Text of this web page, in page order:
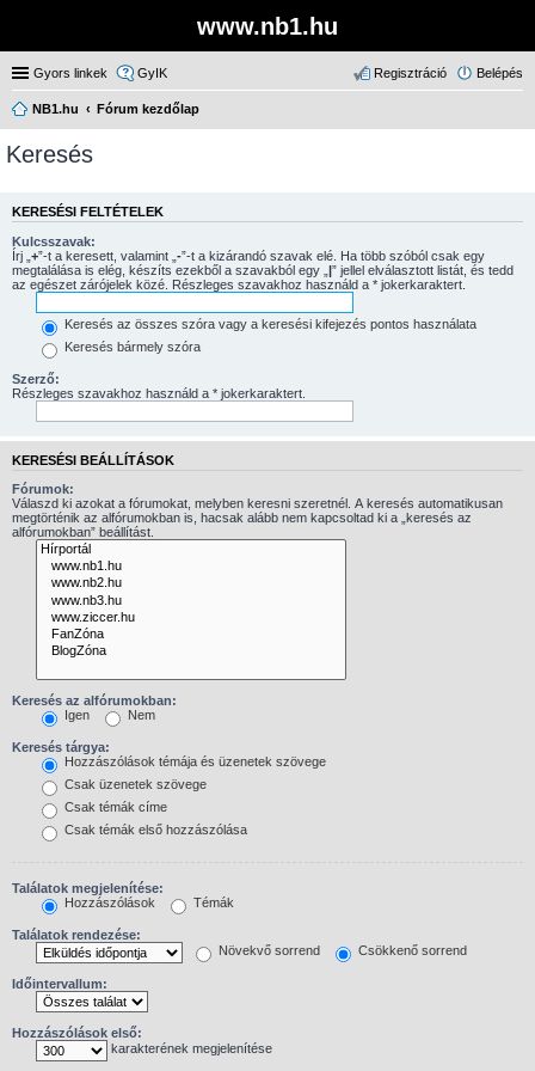
www.nb1.hu
Gyors linkek GyIK Belépés
Regisztráció
NB1.hu Fórum kezdőlap
Keresés
KERESÉSI FELTÉTELEK
Kulcsszavak:
Írj „ +”-t a keresett, valamint „ -”-t a kizárandó szavak elé. Ha több szóból csak egy
megtalálása is elég, készíts ezekből a szavakból egy „ |” jellel elválasztott listát, és tedd
az egészet zárójelek közé. Részleges szavakhoz használd a * jokerkaraktert.
Keresés az összes szóra vagy a keresési kifejezés pontos használata
Keresés bármely szóra
Szerző:
Részleges szavakhoz használd a * jokerkaraktert.
KERESÉSI BEÁLLÍTÁSOK
Fórumok:
Válaszd ki azokat a fórumokat, melyben keresni szeretnél. A keresés automatikusan
megtörténik az alfórumokban is, hacsak alább nem kapcsoltad ki a „keresés az
alfórumokban” beállítást.
Keresés az alfórumokban:
Igen
Nem
Keresés tárgya:
Hozzászólások témája és üzenetek szövege
Csak üzenetek szövege
Csak témák címe
Csak témák első hozzászólása
Találatok megjelenítése:
Hozzászólások
Témák
Találatok rendezése:
Növekvő sorrend
Csökkenő sorrend
Időintervallum:
Hozzászólások első:
karakterének megjelenítése